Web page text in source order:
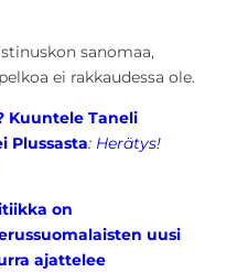
sanomaa,
ei rakkaudessa ole.
Kuuntele Taneli
Plussasta: Herätys!
on
uusi
ajattelee